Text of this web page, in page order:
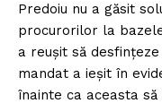
Predoiu nu a găsit
procurorilor la
a reușit să
mandat a ieșit în
înainte ca aceasta